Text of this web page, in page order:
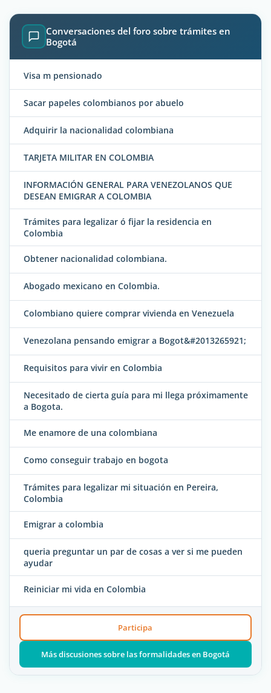
Conversaciones del foro sobre trámites en
Bogotá
Visa m pensionado
Sacar papeles colombianos por abuelo
Adquirir la nacionalidad colombiana
TARJETA MILITAR EN COLOMBIA
INFORMACIÓN GENERAL PARA VENEZOLANOS QUE
DESEAN EMIGRAR A COLOMBIA
Trámites para legalizar ó fijar la residencia en
Colombia
Obtener nacionalidad colombiana.
Abogado mexicano en Colombia.
Colombiano quiere comprar vivienda en Venezuela
Venezolana pensando emigrar a Bogot&#2013265921;
Requisitos para vivir en Colombia
Necesitado de cierta guía para mi llega próximamente
a Bogota.
Me enamore de una colombiana
Como conseguir trabajo en bogota
Trámites para legalizar mi situación en Pereira,
Colombia
Emigrar a colombia
queria preguntar un par de cosas a ver si me pueden
ayudar
Reiniciar mi vida en Colombia
Participa
Más discusiones sobre las formalidades en Bogotá